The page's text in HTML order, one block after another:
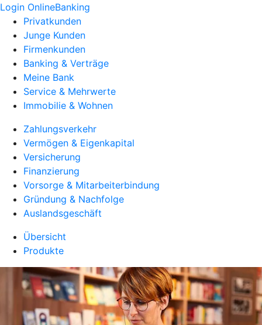
Login OnlineBanking
Privatkunden
Junge Kunden
Firmenkunden
Banking & Verträge
Meine Bank
Service & Mehrwerte
Immobilie & Wohnen
Zahlungsverkehr
Vermögen & Eigenkapital
Versicherung
Finanzierung
Vorsorge & Mitarbeiterbindung
Gründung & Nachfolge
Auslandsgeschäft
Übersicht
Produkte